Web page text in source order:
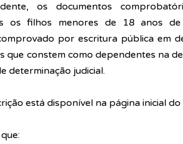
os documentos
os filhos menores de 18 anos
por escritura pública em
que constem como dependentes na
determinação judicial.
está disponível na página inicial do
que: